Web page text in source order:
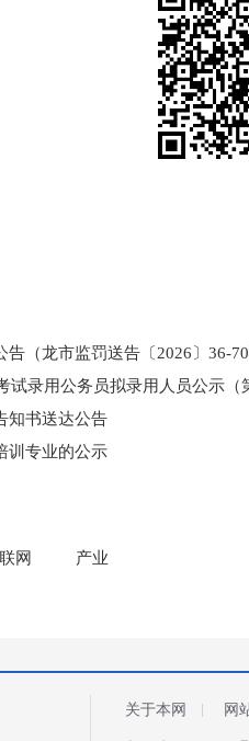
（龙市监罚送告〔2026〕36-70
录用公务员拟录用人员公示（
知书送达公告
训专业的公示
网 产业
关于本网 网